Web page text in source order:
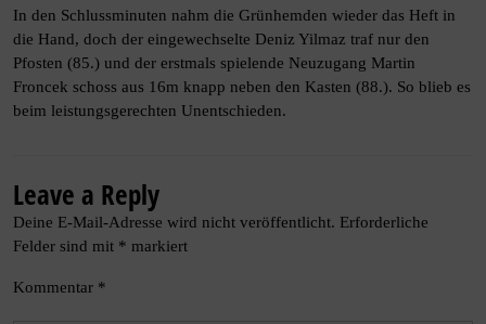
In den Schlussminuten nahm die Grünhemden wieder das Heft in
die Hand, doch der eingewechselte Deniz Yilmaz traf nur den
Pfosten (85.) und der erstmals spielende Neuzugang Martin
Froncek schoss aus 16m knapp neben den Kasten (88.). So blieb es
beim leistungsgerechten Unentschieden.
Leave a Reply
Deine E-Mail-Adresse wird nicht veröffentlicht. Erforderliche
Felder sind mit * markiert
Kommentar *